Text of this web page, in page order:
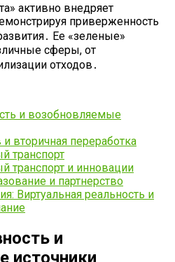
активно внедряет
приверженность
Ее «зеленые»
сферы, от
отходов․
и возобновляемые
вторичная переработка
транспорт
транспорт и инновации
и партнерство
Виртуальная реальность и
и
источники